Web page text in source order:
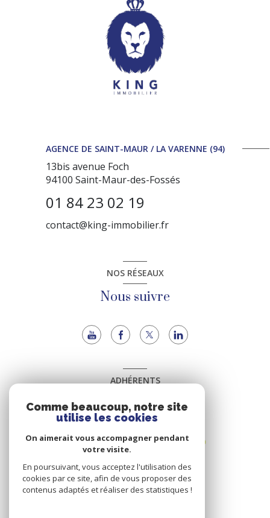
AGENCE DE SAINT-MAUR / LA VARENNE (94)
13bis avenue Foch
94100 Saint-Maur-des-Fossés
01 84 23 02 19
contact@king-immobilier.fr
NOS RÉSEAUX
Nous suivre
ADHÉRENTS
Nous adhérons
Comme beaucoup, notre site
utilise les cookies
On aimerait vous accompagner pendant
votre visite.
En poursuivant, vous acceptez l'utilisation des
cookies par ce site, afin de vous proposer des
contenus adaptés et réaliser des statistiques !